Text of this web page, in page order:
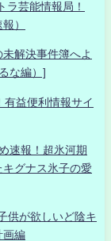
ラ芸能情報局！
）
解決事件簿へよ
な編）]
益便利情報サイ
速報！超氷河期
グナス氷子の愛
供が欲しいど陰キ
画編